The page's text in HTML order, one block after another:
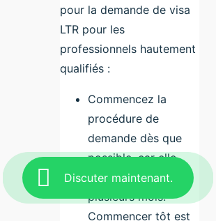
pour la demande de visa
LTR pour les
professionnels hautement
qualifiés :
Commencez la
procédure de
demande dès que
possible, car elle
peut prendre
plusieurs mois.
Commencer tôt est
Discuter maintenant.